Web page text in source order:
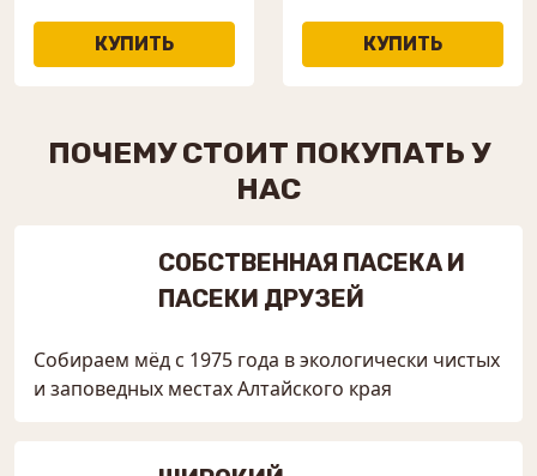
ПОЧЕМУ СТОИТ ПОКУПАТЬ У
НАС
СОБСТВЕННАЯ ПАСЕКА И
ПАСЕКИ ДРУЗЕЙ
Собираем мёд с 1975 года в экологически чистых
и заповедных местах Алтайского края